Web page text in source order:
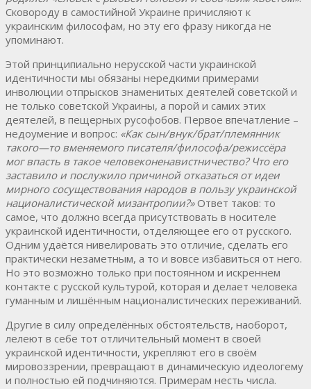
Сковороду в самостийной Украине причисляют к
украинским философам, но эту его фразу никогда не
упоминают.
Этой принципиально нерусской части украинской
идентичности мы обязаны нередкими примерами
инволюции отпрысков знаменитых деятелей советской и
не только советской Украины, а порой и самих этих
деятелей, в пещерных русофобов. Первое впечатление –
недоумение и вопрос: «Как сын/внук/брат/племянник
такого—то вменяемого писателя/философа/режиссёра
мог впасть в такое человеконенавистничество? Что его
заставило и послужило причиной отказаться от идеи
мирного сосуществования народов в пользу украинской
националистической мизантропии?»Ответ таков: то
самое, что должно всегда присутствовать в носителе
украинской идентичности, отделяющее его от русского.
Одним удаётся нивелировать это отличие, сделать его
практически незаметным, а то и вовсе избавиться от него.
Но это возможно только при постоянном и искреннем
контакте с русской культурой, которая и делает человека
гуманным и лишённым националистических переживаний.
Другие в силу определённых обстоятельств, наоборот,
лелеют в себе тот отличительный момент в своей
украинской идентичности, укрепляют его в своём
мировоззрении, превращают в динамическую идеологему
и полностью ей подчиняются. Примерам несть числа.